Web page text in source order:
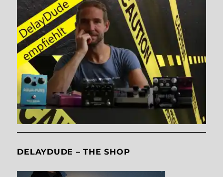
DELAYDUDE – THE SHOP